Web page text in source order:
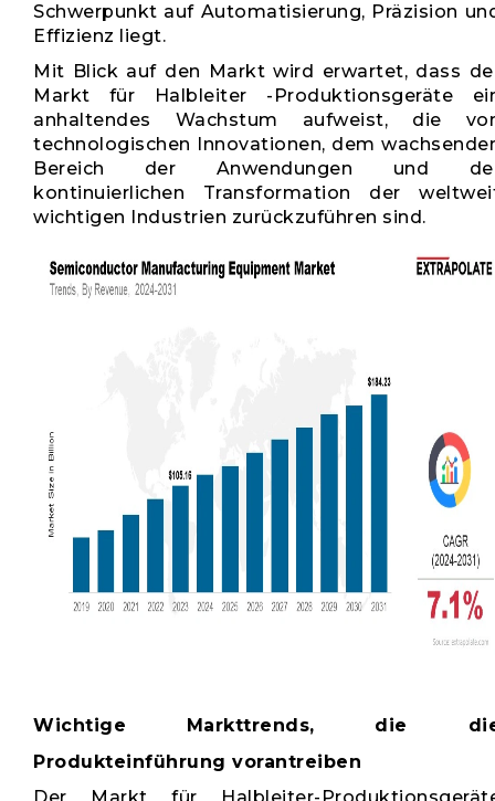
Schwerpunkt auf Automatisierung, Präzision
Effizienz liegt.
Mit Blick auf den Markt wird erwartet, dass
Markt für Halbleiter -Produktionsgeräte
anhaltendes Wachstum aufweist, die
technologischen Innovationen, dem
Bereich der Anwendungen und
kontinuierlichen Transformation der
wichtigen Industrien zurückzuführen sind.
Wichtige Markttrends, die
Produkteinführung vorantreiben